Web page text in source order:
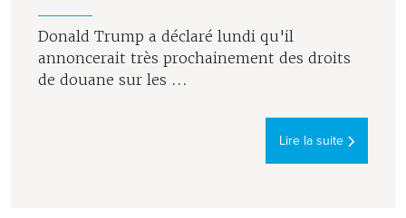
Donald Trump a déclaré lundi qu'il
annoncerait très prochainement des droits
de douane sur les ...
Lire la suite